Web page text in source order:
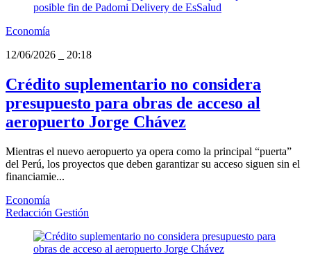
Economía
12/06/2026
20:18
Crédito suplementario no considera
presupuesto para obras de acceso al
aeropuerto Jorge Chávez
Mientras el nuevo aeropuerto ya opera como la principal “puerta”
del Perú, los proyectos que deben garantizar su acceso siguen sin el
financiamie...
Economía
Redacción Gestión